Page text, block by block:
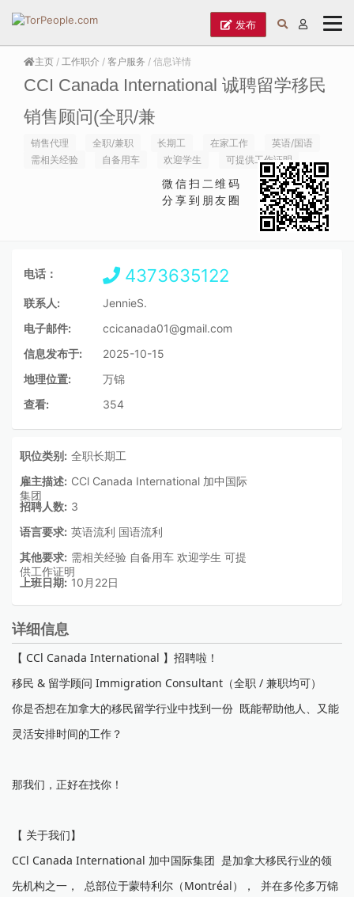
发布
主页 / 工作职介 / 客户服务 / 信息详情
CCI Canada International 诚聘留学移民
销售顾问(全职/兼
销售代理 全职/兼职 长期工 在家工作
英语/国语
需相关经验
自备用车 欢迎学生 可提供工作证明
微信扫二维码
分享到朋友圈
电话： 4373635122
联系人:
JennieS.
电子邮件:
ccicanada01@gmail.com
信息发布于:
2025-10-15
地理位置:
万锦
查看:
354
职位类别: 全职长期工
雇主描述: CCl Canada International 加中国际
集团
招聘人数: 3
语言要求: 英语流利 国语流利
其他要求: 需相关经验 自备用车 欢迎学生 可提
供工作证明
上班日期: 10月22日
详细信息
【 CCl Canada International 】招聘啦！
移民 & 留学顾问 Immigration Consultant（全职 / 兼职均可）
你是否想在加拿大的移民留学行业中找到一份 既能帮助他人、又能
灵活安排时间的工作？
那我们，正好在找你！
【 关于我们】
CCl Canada International 加中国际集团 是加拿大移民行业的领
先机构之一， 总部位于蒙特利尔（Montréal）， 并在多伦多万锦